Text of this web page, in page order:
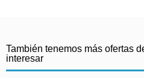
También tenemos más ofertas
interesar